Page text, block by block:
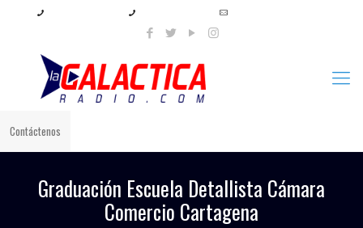
Contáctenos
Graduación Escuela Detallista Cámara
Comercio Cartagena